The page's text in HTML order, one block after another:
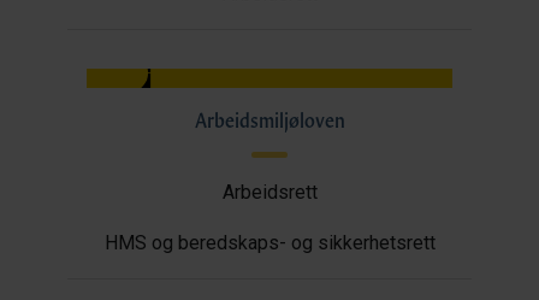
Arbeidsmiljøloven
Arbeidsrett
HMS og beredskaps- og sikkerhetsrett